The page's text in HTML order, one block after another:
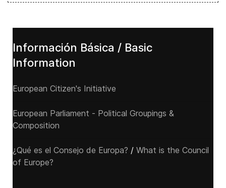
Información Básica / Basic
Information
European Citizen's Initiative
European Parliament - Political Groupings &
Composition
¿Qué es el Consejo de Europa? / What is the Council
of Europe?